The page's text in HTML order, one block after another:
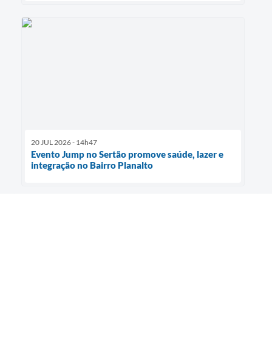
20 JUL 2026 - 14h47
Evento Jump no Sertão promove saúde, lazer e
integração no Bairro Planalto